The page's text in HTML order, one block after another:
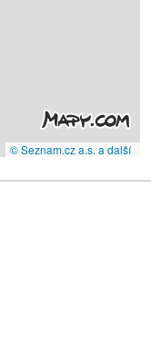
© Seznam.cz a.s. a další